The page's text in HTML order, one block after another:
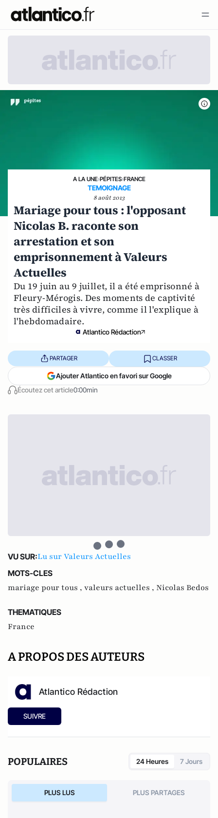
A LA UNE›PÉPITES›FRANCE
TEMOIGNAGE
8 août 2013
Mariage pour tous : l'opposant
Nicolas B. raconte son
arrestation et son
emprisonnement à Valeurs
Actuelles
Du 19 juin au 9 juillet, il a été emprisonné à
Fleury-Mérogis. Des moments de captivité
très difficiles à vivre, comme il l'explique à
l'hebdomadaire.
Atlantico Rédaction
Écoutez cet article0:00min
PARTAGER CLASSER
Ajouter Atlantico en favori sur Google
VU SUR:Lu sur Valeurs Actuelles
MOTS-CLES
mariage pour tous , valeurs actuelles , Nicolas Bedos
THEMATIQUES
France
A PROPOS DES AUTEURS
Atlantico Rédaction
SUIVRE
POPULAIRES 24 Heures 7 Jours
PLUS LUS PLUS PARTAGES